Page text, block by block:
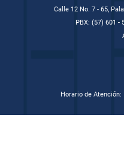
Calle 12 No. 7 - 65,
PBX: (57) 601 -
Horario de Atención: